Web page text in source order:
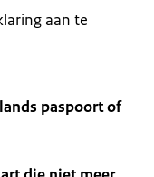
aan te
paspoort of